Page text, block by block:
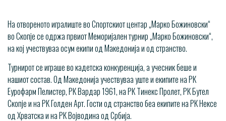
На отвореното игралиште во Спортскиот центар „Марко Божиновски“
во Скопје се одржа првиот Меморијален турнир „Марко Божиновски“,
на кој учествуваа осум екипи од Македонија и од странство.
Турнирот се играше во кадетска конкуренција, а учесник беше и
нашиот состав. Од Македонија учествуваа уште и екипите на РК
Еурофарм Пелистер, РК Вардар 1961, на РК Тинекс Пролет, РК Бутел
Скопје и на РК Голден Арт. Гости од странство беа екипите на РК Нексе
од Хрватска и на РК Војводина од Србија.